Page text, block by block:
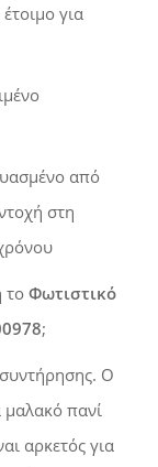
για
από
στη
το Φωτιστικό
;
Ο
μαλακό πανί
αρκετός για